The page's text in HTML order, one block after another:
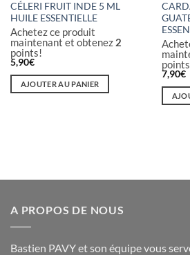
CÉLERI FRUIT INDE 5 ML
HUILE ESSENTIELLE
Achetez ce produit
maintenant et obtenez 2
points!
5,90€
AJOUTER AU PANIER
7,90€
A PROPOS DE NOUS
Bastien PAVY et son équipe vous